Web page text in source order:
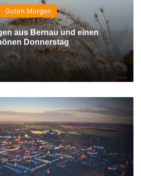
Guten Morgen
aus Bernau und einen
Donnerstag